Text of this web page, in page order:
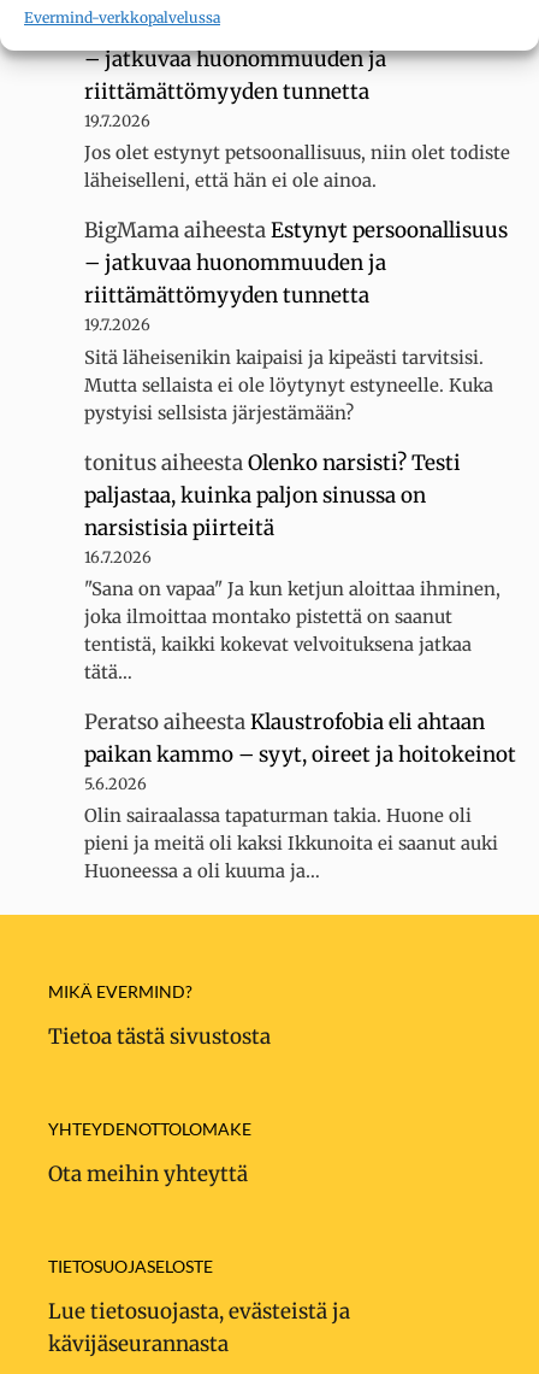
Evermind-verkkopalvelussa
BigMamaaiheesta
– jatkuvaa huonommuuden ja
riittämättömyyden tunnetta
19.7.2026
Jos olet estynyt petsoonallisuus, niin olet todiste
läheiselleni, että hän ei ole ainoa.
BigMamaaiheestaEstynyt persoonallisuus
– jatkuvaa huonommuuden ja
riittämättömyyden tunnetta
19.7.2026
Sitä läheisenikin kaipaisi ja kipeästi tarvitsisi.
Mutta sellaista ei ole löytynyt estyneelle. Kuka
pystyisi sellsista järjestämään?
tonitusaiheestaOlenko narsisti? Testi
paljastaa, kuinka paljon sinussa on
narsistisia piirteitä
16.7.2026
"Sana on vapaa" Ja kun ketjun aloittaa ihminen,
joka ilmoittaa montako pistettä on saanut
tentistä, kaikki kokevat velvoituksena jatkaa
tätä…
PeratsoaiheestaKlaustrofobia eli ahtaan
paikan kammo – syyt, oireet ja hoitokeinot
5.6.2026
Olin sairaalassa tapaturman takia. Huone oli
pieni ja meitä oli kaksi Ikkunoita ei saanut auki
Huoneessa a oli kuuma ja…
MIKÄ EVERMIND?
Tietoa tästä sivustosta
YHTEYDENOTTOLOMAKE
Ota meihin yhteyttä
TIETOSUOJASELOSTE
Lue tietosuojasta, evästeistä ja
kävijäseurannasta